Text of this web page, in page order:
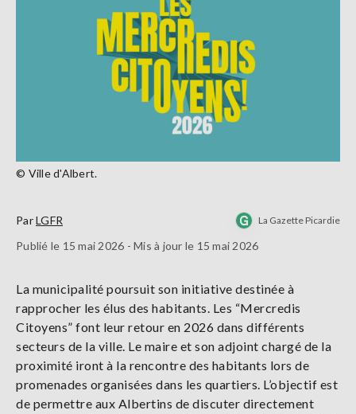
© Ville d'Albert.
ParLGFR La Gazette Picardie
Publié le 15 mai 2026 - Mis à jour le 15 mai 2026
La municipalité poursuit son initiative destinée à
rapprocher les élus des habitants. Les “Mercredis
Citoyens” font leur retour en 2026 dans différents
secteurs de la ville. Le maire et son adjoint chargé de la
proximité iront à la rencontre des habitants lors de
promenades organisées dans les quartiers. L’objectif est
de permettre aux Albertins de discuter directement